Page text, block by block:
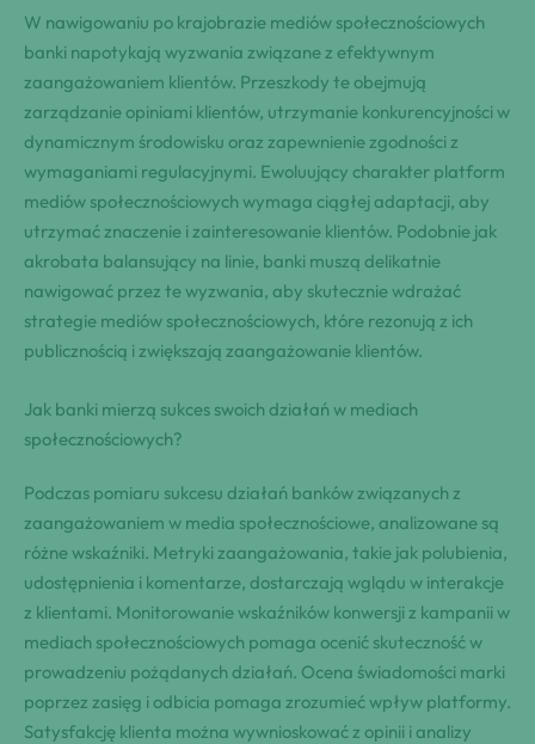
W nawigowaniu po krajobrazie mediów społecznościowych
banki napotykają wyzwania związane z efektywnym
zaangażowaniem klientów. Przeszkody te obejmują
zarządzanie opiniami klientów, utrzymanie konkurencyjności w
dynamicznym środowisku oraz zapewnienie zgodności z
wymaganiami regulacyjnymi. Ewoluujący charakter platform
mediów społecznościowych wymaga ciągłej adaptacji, aby
utrzymać znaczenie i zainteresowanie klientów. Podobnie jak
akrobata balansujący na linie, banki muszą delikatnie
nawigować przez te wyzwania, aby skutecznie wdrażać
strategie mediów społecznościowych, które rezonują z ich
publicznością i zwiększają zaangażowanie klientów.
Jak banki mierzą sukces swoich działań w mediach
społecznościowych?
Podczas pomiaru sukcesu działań banków związanych z
zaangażowaniem w media społecznościowe, analizowane są
różne wskaźniki. Metryki zaangażowania, takie jak polubienia,
udostępnienia i komentarze, dostarczają wglądu w interakcje
z klientami. Monitorowanie wskaźników konwersji z kampanii w
mediach społecznościowych pomaga ocenić skuteczność w
prowadzeniu pożądanych działań. Ocena świadomości marki
poprzez zasięg i odbicia pomaga zrozumieć wpływ platformy.
Satysfakcję klienta można wywnioskować z opinii i analizy